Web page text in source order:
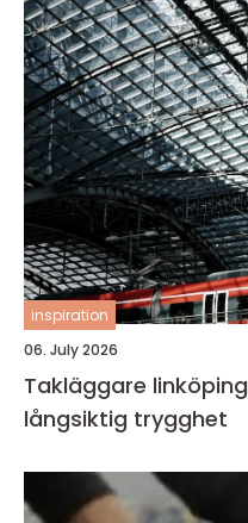
inspiration
06. July 2026
Takläggare linköping kvalitetstak för
långsiktig trygghet